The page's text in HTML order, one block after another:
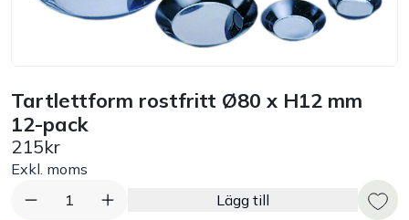
Bageriplåtar & bakformar
Stickvagnar & transport
Utensilier
Bord
Tartlettform rostfritt Ø80 x H12 mm
12-pack
215kr
Exkl. moms
1
Lägg till